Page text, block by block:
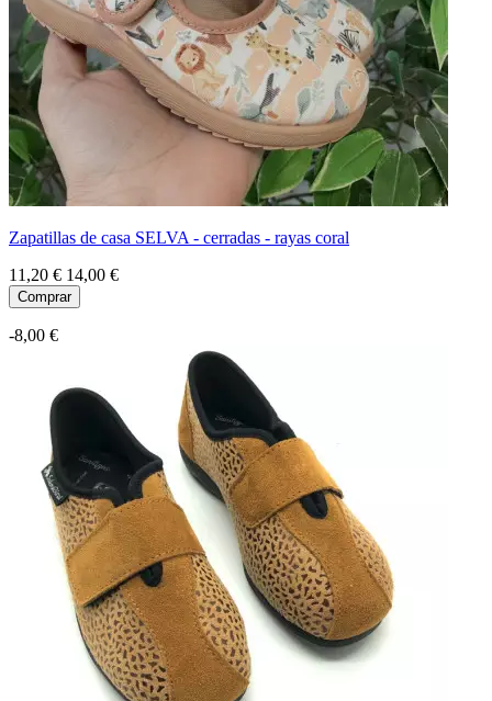
Zapatillas de casa SELVA - cerradas - rayas coral
11,20 € 14,00 €
Comprar
-8,00 €